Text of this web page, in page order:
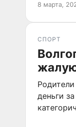
8 марта,
СПОРТ
деньги